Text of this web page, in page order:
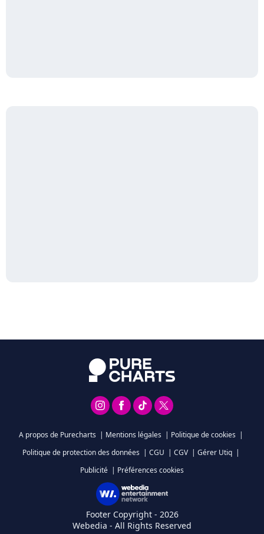
A propos de Purecharts | Mentions légales | Politique de cookies |
Politique de protection des données | CGU | CGV | Gérer Utiq |
Publicité | Préférences cookies
Footer Copyright - 2026
Webedia - All Rights Reserved